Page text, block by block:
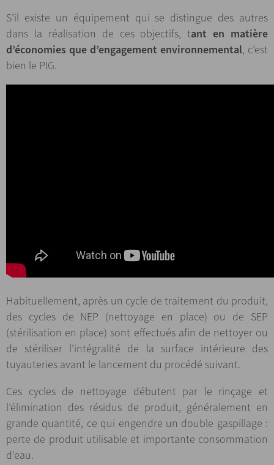
S’il existe un équipement qui se distingue des autres
dans la réalisation de ces objectifs, tant en matière
d’économies que d’engagement environnemental, c’est
bien le PIG.
Habituellement, après un cycle de traitement du produit,
des cycles de NEP (nettoyage en place) ou de SEP
(stérilisation en place) sont effectués afin de nettoyer ou
de stériliser l’intégralité de la surface intérieure des
tuyauteries avant le lancement du procédé suivant.
Ces cycles de nettoyage débutent par le rinçage et
l’élimination des résidus de produit, généralement en
grande quantité, ce qui engendre un double gaspillage :
perte de produit utilisable et importante consommation
d’eau.